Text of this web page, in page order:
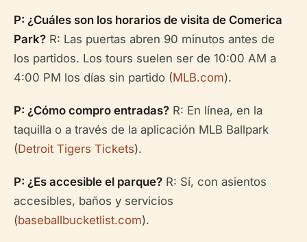
P: ¿Cuáles son los horarios de visita de Comerica
Park? R: Las puertas abren 90 minutos antes de
los partidos. Los tours suelen ser de 10:00 AM a
4:00 PM los días sin partido (MLB.com).
P: ¿Cómo compro entradas? R: En línea, en la
taquilla o a través de la aplicación MLB Ballpark
(Detroit Tigers Tickets).
P: ¿Es accesible el parque? R: Sí, con asientos
accesibles, baños y servicios
(baseballbucketlist.com).